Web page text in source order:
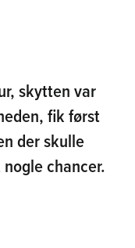
skytten var
fik først
der skulle
chancer.